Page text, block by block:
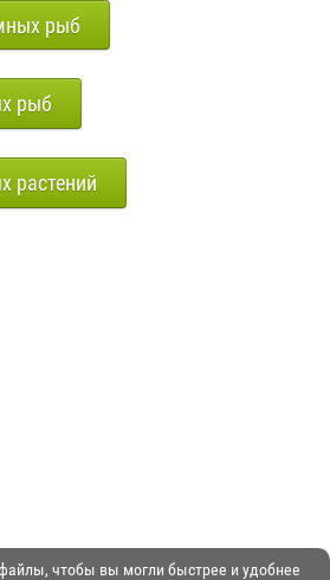
чтобы вы могли быстрее и удобнее
рыб
рыб
растений